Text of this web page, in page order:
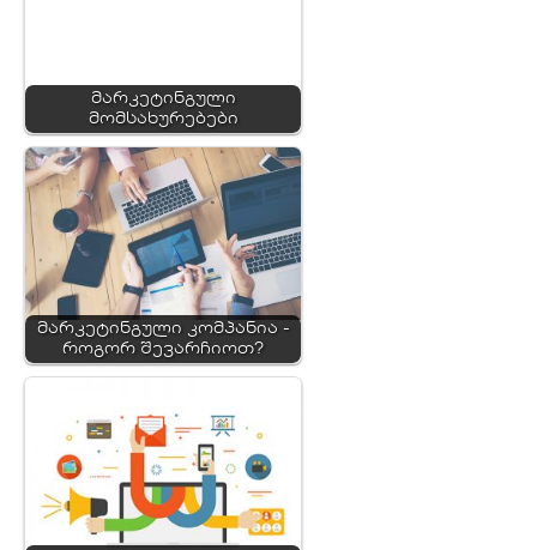
მარკეტინგული
მომსახურებები
მარკეტინგული კომპანია -
როგორ შევარჩიოთ?